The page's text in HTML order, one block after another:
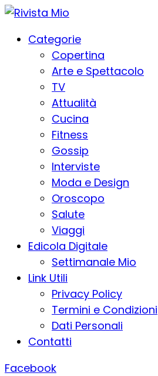
Categorie
Copertina
Arte e Spettacolo
TV
Attualità
Cucina
Fitness
Gossip
Interviste
Moda e Design
Oroscopo
Salute
Viaggi
Edicola Digitale
Settimanale Mio
Link Utili
Privacy Policy
Termini e Condizioni
Dati Personali
Contatti
Facebook